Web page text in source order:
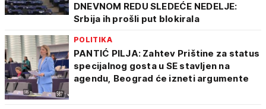
DNEVNOM REDU SLEDEĆE NEDELJE:
Srbija ih prošli put blokirala
POLITIKA
PANTIĆ PILJA: Zahtev Prištine za status
specijalnog gosta u SE stavljen na
agendu, Beograd će izneti argumente